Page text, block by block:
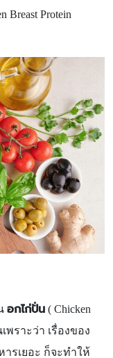
Breast Protein
อกไก่ปั่น ( Chicken
เพราะว่า เรื่องของ
รเยอะ ก็จะทำให้